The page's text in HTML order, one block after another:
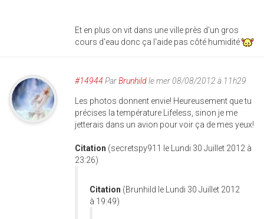
Et en plus on vit dans une ville près d'un gros
cours d'eau donc ça l'aide pas côté humidité
#14944 ParBrunhildle mer 08/08/2012 à 11h29
Les photos donnent envie! Heureusement que tu
précises la température Lifeless, sinon je me
jetterais dans un avion pour voir ça de mes yeux!
Citation (secretspy911 le Lundi 30 Juillet 2012 à
23:26)
Citation (Brunhild le Lundi 30 Juillet 2012
à 19:49)